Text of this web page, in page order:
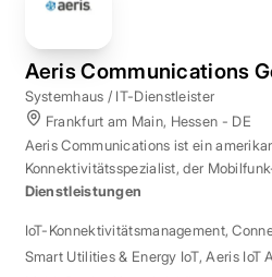
Aeris Communications
Systemhaus / IT-Dienstleister
Frankfurt am Main, Hessen - DE
Aeris Communications ist ein
Konnektivitätsspezialist, der
Management in über 190 Ländern
Dienstleistungen
IoT-Konnektivitätsmanagement,
Smart Utilities & Energy IoT,Aeris IoT